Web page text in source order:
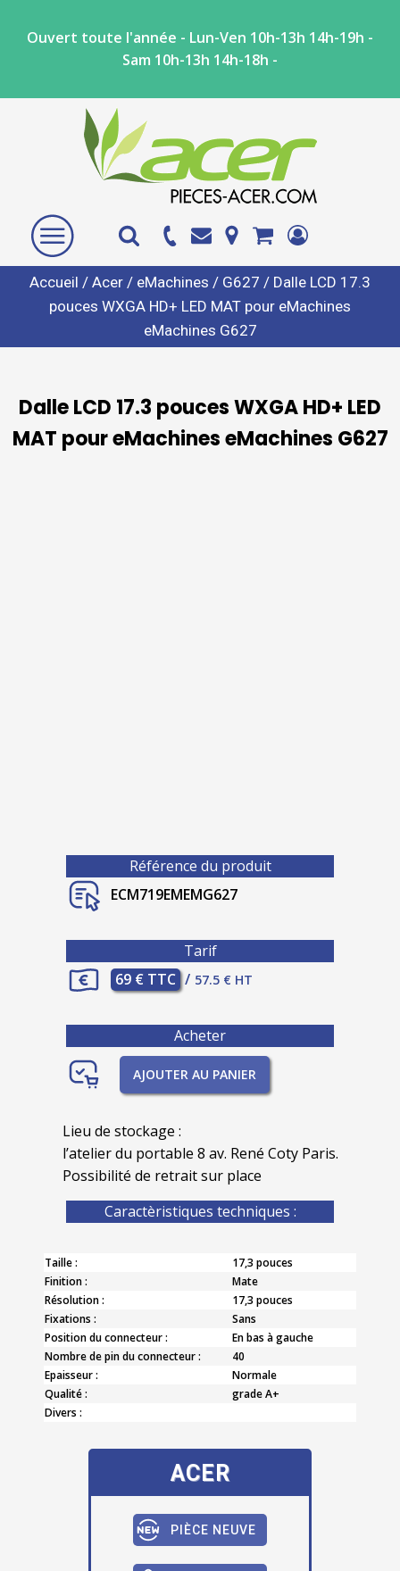
Ouvert toute l'année - Lun-Ven 10h-13h 14h-19h -
Sam 10h-13h 14h-18h -
Accueil / Acer / eMachines / G627 / Dalle LCD 17.3
pouces WXGA HD+ LED MAT pour eMachines
eMachines G627
Dalle LCD 17.3 pouces WXGA HD+ LED
MAT pour eMachines eMachines G627
Référence du produit
ECM719EMEMG627
Tarif
69 € TTC / 57.5 € HT
Acheter
AJOUTER AU PANIER
Lieu de stockage :
l’atelier du portable 8 av. René Coty Paris.
Possibilité de retrait sur place
Caractèristiques techniques :
Taille :
17,3 pouces
Finition :
Mate
Résolution :
17,3 pouces
Fixations :
Sans
Position du connecteur :
En bas à gauche
Nombre de pin du connecteur :
40
Epaisseur :
Normale
Qualité :
grade A+
Divers :
ACER
PIÈCE NEUVE